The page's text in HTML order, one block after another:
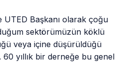
UTED Başkanı olarak çoğu
sektörümüzün köklü
veya içine düşürüldüğü
yıllık bir derneğe bu genel